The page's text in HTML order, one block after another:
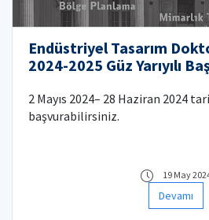
Endüstriyel Tasarım
2024-2025 Güz Yarıyılı
2 Mayıs 2024– 28 Haziran 2024
başvurabilirsiniz.
19 May
Devamı